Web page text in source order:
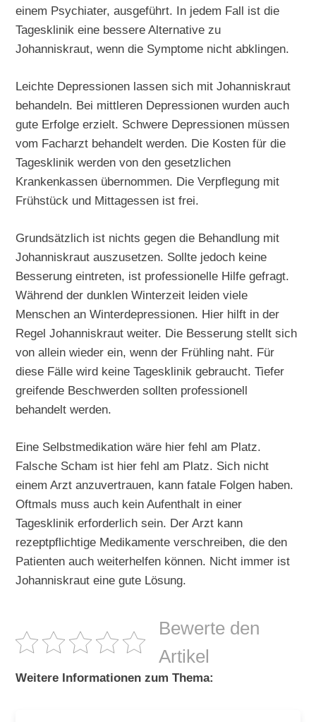
einem Psychiater, ausgeführt. In jedem Fall ist die
Tagesklinik eine bessere Alternative zu
Johanniskraut, wenn die Symptome nicht abklingen.
Leichte Depressionen lassen sich mit Johanniskraut
behandeln. Bei mittleren Depressionen wurden auch
gute Erfolge erzielt. Schwere Depressionen müssen
vom Facharzt behandelt werden. Die Kosten für die
Tagesklinik werden von den gesetzlichen
Krankenkassen übernommen. Die Verpflegung mit
Frühstück und Mittagessen ist frei.
Grundsätzlich ist nichts gegen die Behandlung mit
Johanniskraut auszusetzen. Sollte jedoch keine
Besserung eintreten, ist professionelle Hilfe gefragt.
Während der dunklen Winterzeit leiden viele
Menschen an Winterdepressionen. Hier hilft in der
Regel Johanniskraut weiter. Die Besserung stellt sich
von allein wieder ein, wenn der Frühling naht. Für
diese Fälle wird keine Tagesklinik gebraucht. Tiefer
greifende Beschwerden sollten professionell
behandelt werden.
Eine Selbstmedikation wäre hier fehl am Platz.
Falsche Scham ist hier fehl am Platz. Sich nicht
einem Arzt anzuvertrauen, kann fatale Folgen haben.
Oftmals muss auch kein Aufenthalt in einer
Tagesklinik erforderlich sein. Der Arzt kann
rezeptpflichtige Medikamente verschreiben, die den
Patienten auch weiterhelfen können. Nicht immer ist
Johanniskraut eine gute Lösung.
Bewerte den
Artikel
Weitere Informationen zum Thema: